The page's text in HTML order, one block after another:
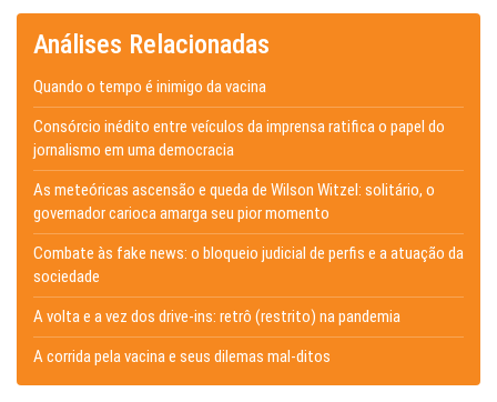
Análises Relacionadas
Quando o tempo é inimigo da vacina
Consórcio inédito entre veículos da imprensa ratifica o papel do
jornalismo em uma democracia
As meteóricas ascensão e queda de Wilson Witzel: solitário, o
governador carioca amarga seu pior momento
Combate às fake news: o bloqueio judicial de perfis e a atuação da
sociedade
A volta e a vez dos drive-ins: retrô (restrito) na pandemia
A corrida pela vacina e seus dilemas mal-ditos